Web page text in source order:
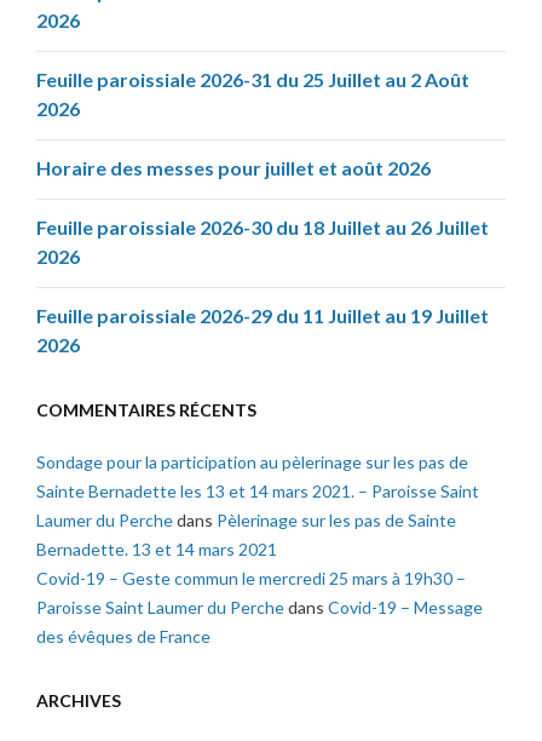
2026
Feuille paroissiale 2026-31 du 25 Juillet au 2 Août
2026
Horaire des messes pour juillet et août 2026
Feuille paroissiale 2026-30 du 18 Juillet au 26 Juillet
2026
Feuille paroissiale 2026-29 du 11 Juillet au 19 Juillet
2026
COMMENTAIRES RÉCENTS
Sondage pour la participation au pèlerinage sur les pas de
Sainte Bernadette les 13 et 14 mars 2021. – Paroisse Saint
Laumer du Perchedans Pèlerinage sur les pas de Sainte
Bernadette. 13 et 14 mars 2021
Covid-19 – Geste commun le mercredi 25 mars à 19h30 –
Paroisse Saint Laumer du Perchedans Covid-19 – Message
des évêques de France
ARCHIVES